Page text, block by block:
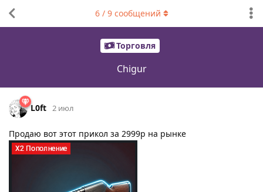
Торговля
Chigur
6/ 9сообщений
L0ft 2 июл
Продаю вот этот прикол за 2999р на рынке